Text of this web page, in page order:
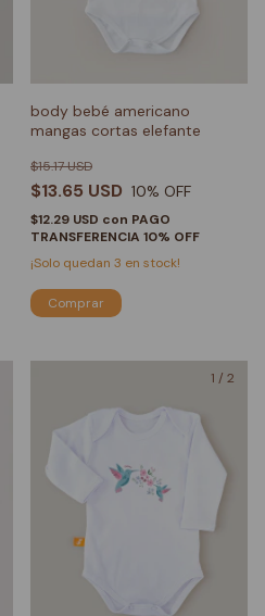
body bebé americano
mangas cortas elefante
$13.65 USD
$15.17 USD
10% OFF
$12.29 USD con PAGO
TRANSFERENCIA 10% OFF
¡Solo quedan 3 en stock!
Comprar
1 / 2